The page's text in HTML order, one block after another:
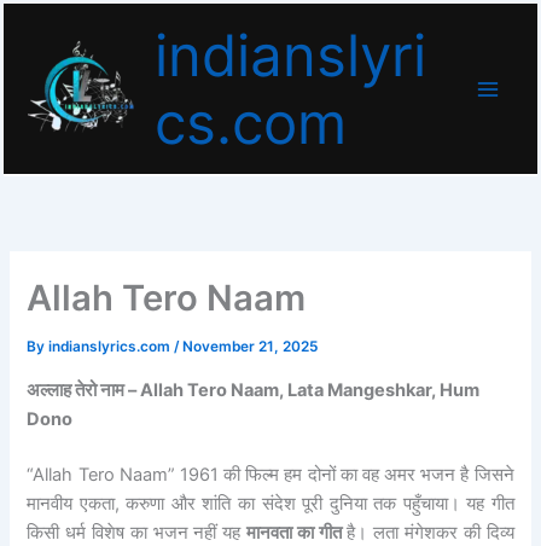
content
indianslyri
cs.com
Allah Tero Naam
Byindianslyrics.com/ November 21, 2025
अल्लाह तेरो नाम – Allah Tero Naam, Lata Mangeshkar, Hum
Dono
“Allah Tero Naam” 1961 की फिल्म हम दोनों का वह अमर भजन है जिसने
मानवीय एकता, करुणा और शांति का संदेश पूरी दुनिया तक पहुँचाया। यह गीत
किसी धर्म विशेष का भजन नहीं यह मानवता का गीतहै। लता मंगेशकर की दिव्य